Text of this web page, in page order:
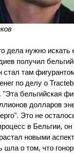
дела нужно искать
получил
стал там
по делу о
"Эта бельгийская
долларов
Это не
в Бельгии,
новыми
шла о том, что